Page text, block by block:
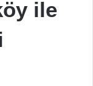
ile